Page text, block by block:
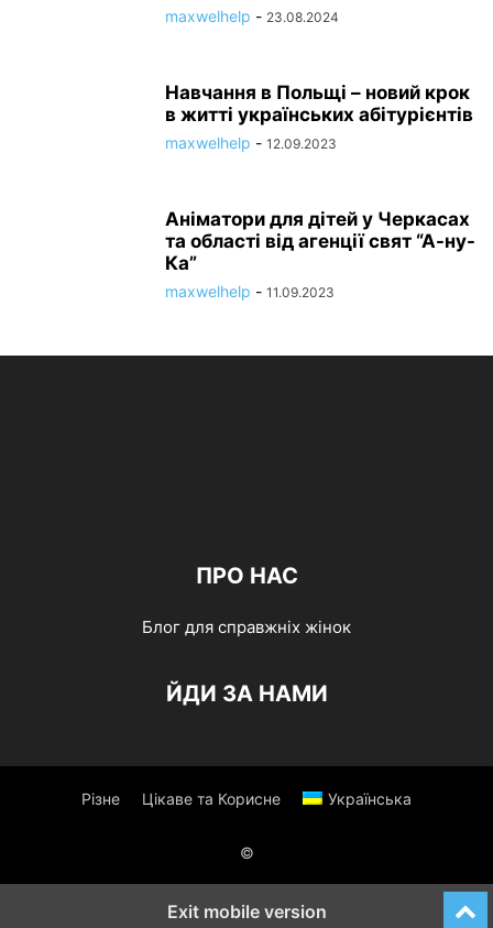
maxwelhelp - 23.08.2024
Навчання в Польщі – новий крок
в житті українських абітурієнтів
maxwelhelp - 12.09.2023
Аніматори для дітей у Черкасах
та області від агенції свят “А-ну-
Ка”
maxwelhelp - 11.09.2023
ПРО НАС
Блог для справжніх жінок
ЙДИ ЗА НАМИ
Різне Цікаве та Корисне Українська
©
Exit mobile version